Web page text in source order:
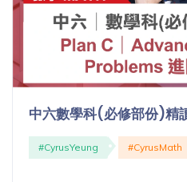
中六數學科(必修部份)
#CyrusYeung #CyrusMath